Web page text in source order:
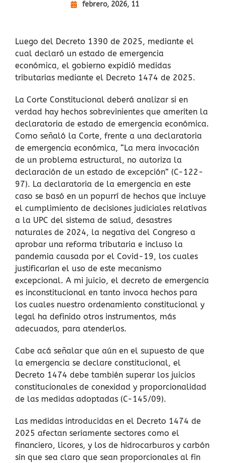
febrero, 2026, 11
Luego del Decreto 1390 de 2025, mediante el
cual declaró un estado de emergencia
económica, el gobierno expidió medidas
tributarias mediante el Decreto 1474 de 2025.
La Corte Constitucional deberá analizar si en
verdad hay hechos sobrevinientes que ameriten la
declaratoria de estado de emergencia económica.
Como señaló la Corte, frente a una declaratoria
de emergencia económica, “La mera invocación
de un problema estructural, no autoriza la
declaración de un estado de excepción” (C-122-
97). La declaratoria de la emergencia en este
caso se basó en un popurrí de hechos que incluye
el cumplimiento de decisiones judiciales relativas
a la UPC del sistema de salud, desastres
naturales de 2024, la negativa del Congreso a
aprobar una reforma tributaria e incluso la
pandemia causada por el Covid-19, los cuales
justificarían el uso de este mecanismo
excepcional. A mi juicio, el decreto de emergencia
es inconstitucional en tanto invoca hechos para
los cuales nuestro ordenamiento constitucional y
legal ha definido otros instrumentos, más
adecuados, para atenderlos.
Cabe acá señalar que aún en el supuesto de que
la emergencia se declare constitucional, el
Decreto 1474 debe también superar los juicios
constitucionales de conexidad y proporcionalidad
de las medidas adoptadas (C-145/09).
Las medidas introducidas en el Decreto 1474 de
2025 afectan seriamente sectores como el
financiero, licores, y los de hidrocarburos y carbón
sin que sea claro que sean proporcionales al fin